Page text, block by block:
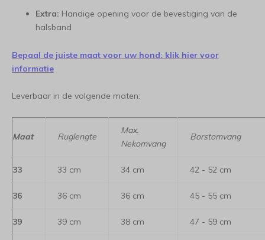
Extra: Handige opening voor de bevestiging van de
halsband
Bepaal de juiste maat voor uw hond: klik hier voor
informatie
Leverbaar in de volgende maten:
Maat Ruglengte
Max.
Nekomvang
Borstomvang
33 33 cm 34 cm 42 - 52 cm
36 36 cm 36 cm 45 - 55 cm
39 39 cm 38 cm 47 - 59 cm